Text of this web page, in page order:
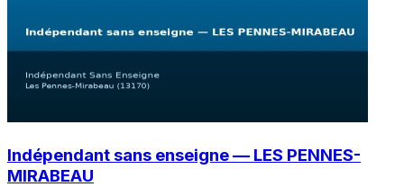
Indépendant sans enseigne — LES PENNES-
MIRABEAU